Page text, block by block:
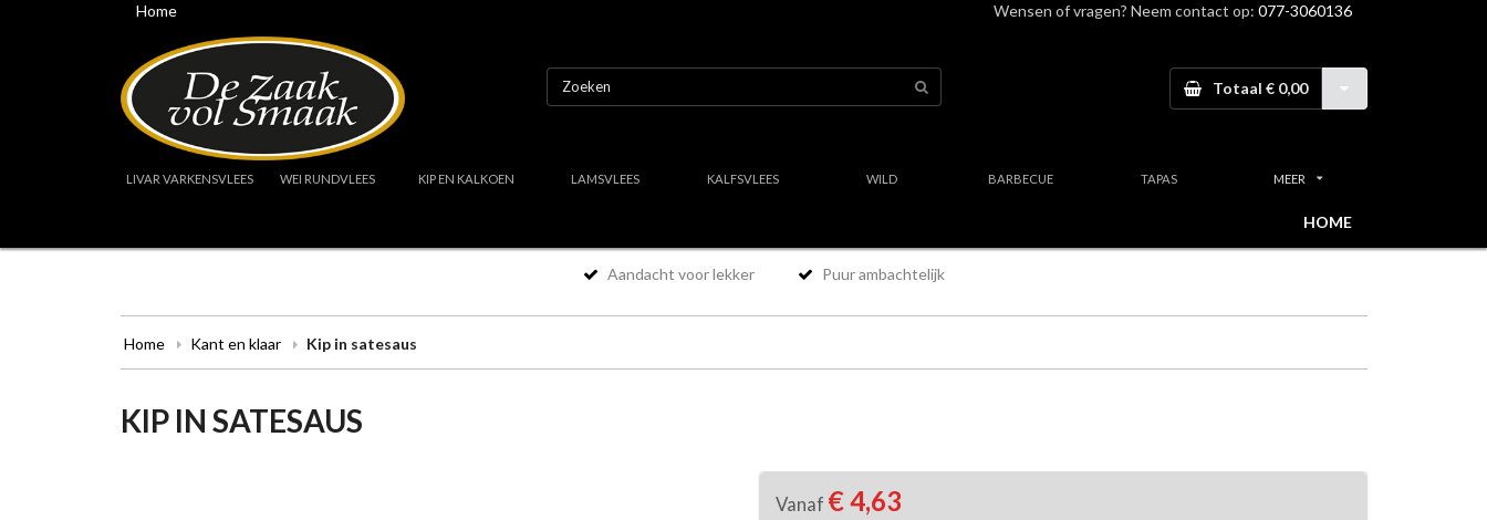
Home Wensen of vragen? Neem contact op: 077-3060136
Totaal € 0,00
LIVAR VARKENSVLEES WEI RUNDVLEES KIP EN KALKOEN LAMSVLEES KALFSVLEES WILD BARBECUE TAPAS MEER
HOME
Aandacht voor lekker Puur ambachtelijk
Home Kant en klaar Kip in satesaus
KIP IN SATESAUS
Vanaf € 4,63